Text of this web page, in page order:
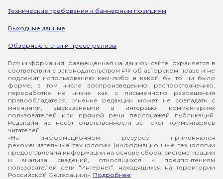
Технические требования к баннерным позициям
Выходные данные
Обзорные статьи и пресс-релизы
Вся информация, размещенная на данном сайте, охраняется в
соответствии с законодательством РФ об авторском праве и не
подлежит использованию кем-либо в какой бы то ни было
форме, в том числе воспроизведению, распространению,
переработке не иначе как с письменного разрешения
правообладателя. Мнение редакции может не совпадать с
мнениями, высказанными в интервью, комментариях
пользователей или прямой речи персонажей публикаций.
Редакция не несёт ответственности за текст комментариев
читателей.
«На информационном ресурсе применяются
рекомендательные технологии (информационные технологии
предоставления информации на основе сбора, систематизации
и анализа сведений, относящихся к предпочтениям
пользователей сети "Интернет", находящихся на территории
Российской Федерации)». Подробнее